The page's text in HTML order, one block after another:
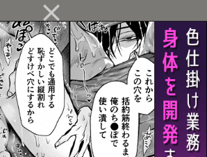
キレそう！キレてる！！
キュートアグレッション
お気に入り
Say！ Love Me
お気に入り